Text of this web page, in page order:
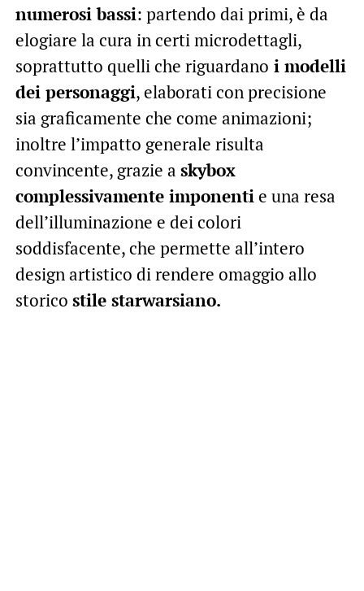
numerosi bassi: partendo dai primi, è da
elogiare la cura in certi microdettagli,
soprattutto quelli che riguardano i modelli
dei personaggi, elaborati con precisione
sia graficamente che come animazioni;
inoltre l’impatto generale risulta
convincente, grazie a skybox
complessivamente imponenti e una resa
dell’illuminazione e dei colori
soddisfacente, che permette all’intero
design artistico di rendere omaggio allo
storico stile starwarsiano.